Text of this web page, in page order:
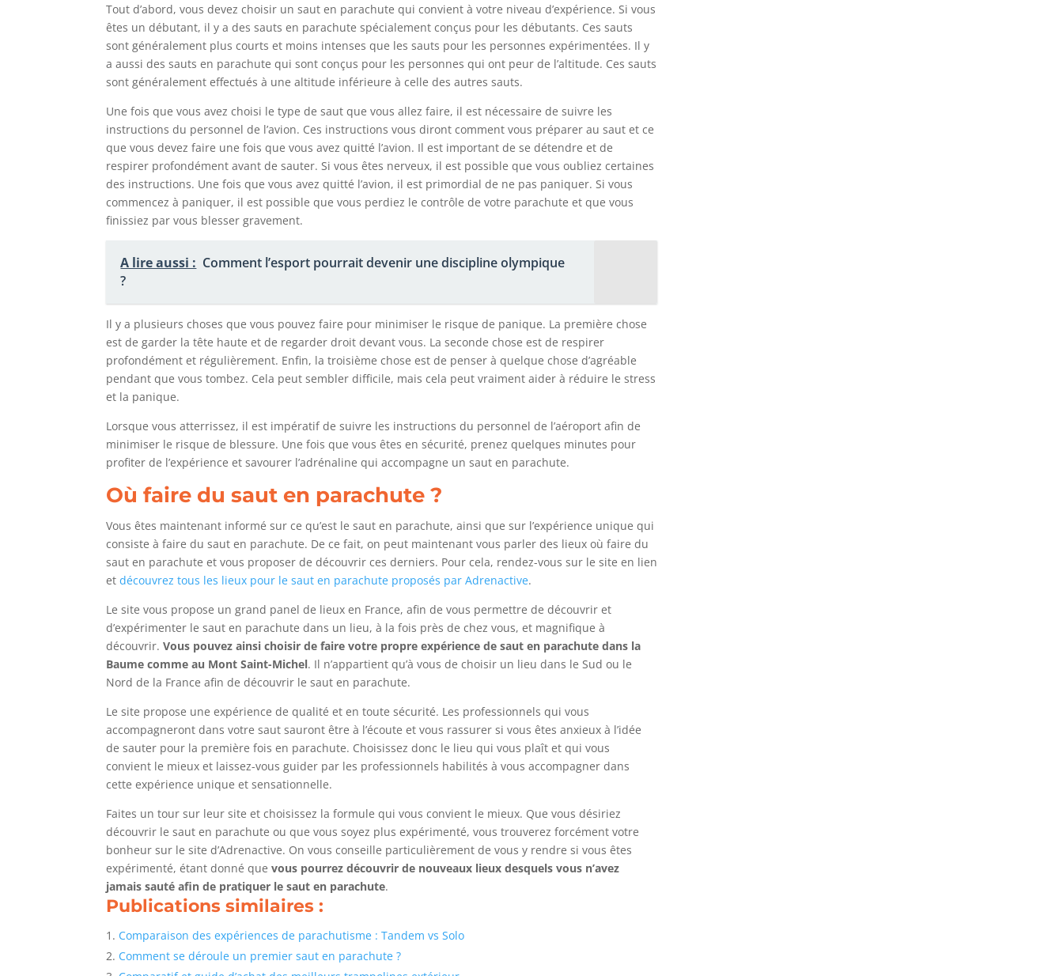
Tout d’abord, vous devez choisir un saut en parachute qui convient à votre niveau d’expérience. Si vous
êtes un débutant, il y a des sauts en parachute spécialement conçus pour les débutants. Ces sauts
sont généralement plus courts et moins intenses que les sauts pour les personnes expérimentées. Il y
a aussi des sauts en parachute qui sont conçus pour les personnes qui ont peur de l’altitude. Ces sauts
sont généralement effectués à une altitude inférieure à celle des autres sauts.
Une fois que vous avez choisi le type de saut que vous allez faire, il est nécessaire de suivre les
instructions du personnel de l’avion. Ces instructions vous diront comment vous préparer au saut et ce
que vous devez faire une fois que vous avez quitté l’avion. Il est important de se détendre et de
respirer profondément avant de sauter. Si vous êtes nerveux, il est possible que vous oubliez certaines
des instructions. Une fois que vous avez quitté l’avion, il est primordial de ne pas paniquer. Si vous
commencez à paniquer, il est possible que vous perdiez le contrôle de votre parachute et que vous
finissiez par vous blesser gravement.
A lire aussi : Comment l’esport pourrait devenir une discipline olympique
?
Il y a plusieurs choses que vous pouvez faire pour minimiser le risque de panique. La première chose
est de garder la tête haute et de regarder droit devant vous. La seconde chose est de respirer
profondément et régulièrement. Enfin, la troisième chose est de penser à quelque chose d’agréable
pendant que vous tombez. Cela peut sembler difficile, mais cela peut vraiment aider à réduire le stress
et la panique.
Lorsque vous atterrissez, il est impératif de suivre les instructions du personnel de l’aéroport afin de
minimiser le risque de blessure. Une fois que vous êtes en sécurité, prenez quelques minutes pour
profiter de l’expérience et savourer l’adrénaline qui accompagne un saut en parachute.
Où faire du saut en parachute ?
Vous êtes maintenant informé sur ce qu’est le saut en parachute, ainsi que sur l’expérience unique qui
consiste à faire du saut en parachute. De ce fait, on peut maintenant vous parler des lieux où faire du
saut en parachute et vous proposer de découvrir ces derniers. Pour cela, rendez-vous sur le site en lien
etdécouvrez tous les lieux pour le saut en parachute proposés par Adrenactive.
Le site vous propose un grand panel de lieux en France, afin de vous permettre de découvrir et
d’expérimenter le saut en parachute dans un lieu, à la fois près de chez vous, et magnifique à
découvrir.Vous pouvez ainsi choisir de faire votre propre expérience de saut en parachute dans la
Baume comme au Mont Saint-Michel. Il n’appartient qu’à vous de choisir un lieu dans le Sud ou le
Nord de la France afin de découvrir le saut en parachute.
Le site propose une expérience de qualité et en toute sécurité. Les professionnels qui vous
accompagneront dans votre saut sauront être à l’écoute et vous rassurer si vous êtes anxieux à l’idée
de sauter pour la première fois en parachute. Choisissez donc le lieu qui vous plaît et qui vous
convient le mieux et laissez-vous guider par les professionnels habilités à vous accompagner dans
cette expérience unique et sensationnelle.
Faites un tour sur leur site et choisissez la formule qui vous convient le mieux. Que vous désiriez
découvrir le saut en parachute ou que vous soyez plus expérimenté, vous trouverez forcément votre
bonheur sur le site d’Adrenactive. On vous conseille particulièrement de vous y rendre si vous êtes
expérimenté, étant donné quevous pourrez découvrir de nouveaux lieux desquels vous n’avez
jamais sauté afin de pratiquer le saut en parachute.
Publications similaires :
Comparaison des expériences de parachutisme : Tandem vs Solo
Comment se déroule un premier saut en parachute ?